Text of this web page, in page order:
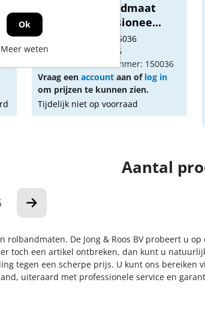
Ironside rolbandmaat
chroom professionee...
Artikelnummer: 1875036
Gtin: 3394661500366
Fabrikant artikel nummer: 150036
Vraag eenaccount aan of log in
om prijzen te kunnen zien.
Tijdelijk niet op voorraad
Aantal
rolbandmaten. De Jong & Roos BV probeert u
toch een artikel ontbreken, dan kunt u
tegen een scherpe prijs. U kunt ons bereiken
uiteraard met professionele service en
Ok
Meer weten